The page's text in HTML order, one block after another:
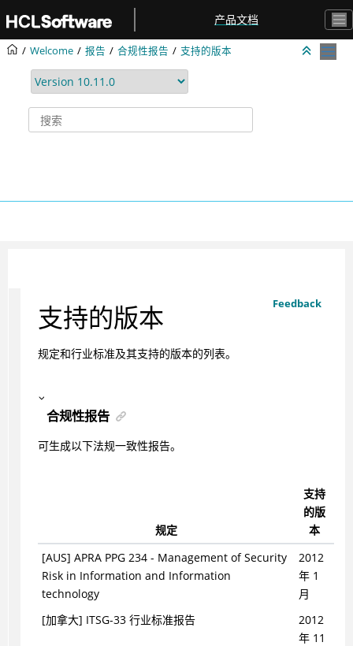
产品文档
Welcome 报告 合规性报告 支持的版本
Feedback
支持的版本
规定和行业标准及其支持的版本的列表。
合规性报告
可生成以下法规一致性报告。
规定
支持
的版
本
[AUS] APRA PPG 234 - Management of Security
Risk in Information and Information
technology
2012
年 1
月
[加拿大] ITSG-33 行业标准报告
2012
年 11